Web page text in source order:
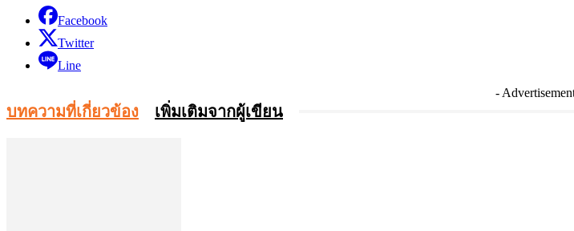
Facebook
Twitter
Line
-
บทความที่เกี่ยวข้อง เพิ่มเติมจากผู้เขียน